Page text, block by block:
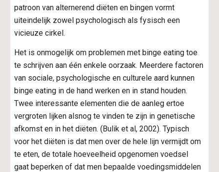
patroon van alternerend diëten en bingen vormt
uiteindelijk zowel psychologisch als fysisch een
vicieuze cirkel.
Het is onmogelijk om problemen met binge eating toe
te schrijven aan één enkele oorzaak. Meerdere factoren
van sociale, psychologische en culturele aard kunnen
binge eating in de hand werken en in stand houden.
Twee interessante elementen die de aanleg ertoe
vergroten lijken alsnog te vinden te zijn in genetische
afkomst en in het diëten. (Bulik et al, 2002). Typisch
voor het diëten is dat men over de hele lijn vermijdt om
te eten, de totale hoeveelheid opgenomen voedsel
gaat beperken of dat men bepaalde voedingsmiddelen